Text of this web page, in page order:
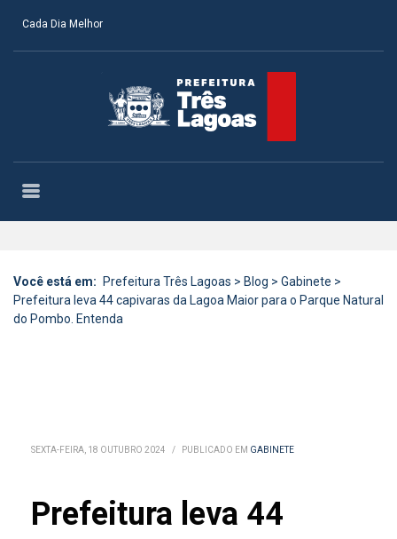
Cada Dia Melhor
Você está em: Prefeitura Três Lagoas > Blog > Gabinete >
Prefeitura leva 44 capivaras da Lagoa Maior para o Parque Natural
do Pombo. Entenda
SEXTA-FEIRA, 18 OUTUBRO 2024 / PUBLICADO EM GABINETE
Prefeitura leva 44